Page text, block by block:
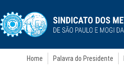
Home Palavra do Presidente